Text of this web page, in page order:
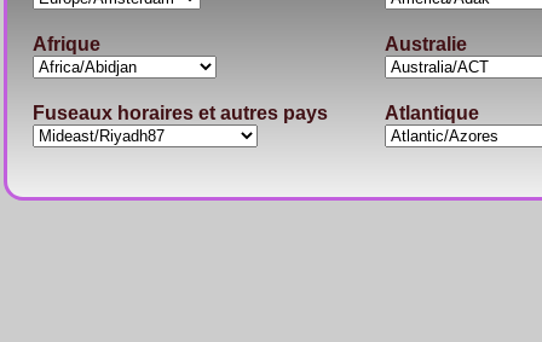
Afrique Australie
Fuseaux horaires et autres pays Atlantique